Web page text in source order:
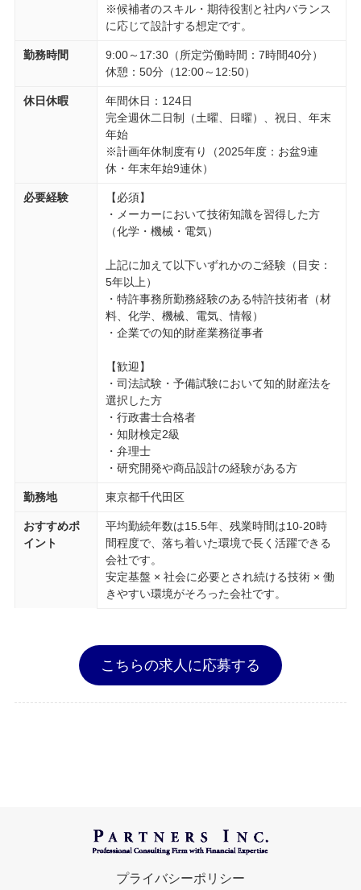
※候補者のスキル・期待役割と社内バランス
に応じて設計する想定です。
勤務時間
9:00～17:30（所定労働時間：7時間40分）
休憩：50分（12:00～12:50）
休日休暇
年間休日：124日
完全週休二日制（土曜、日曜）、祝日、年末
年始
※計画年休制度有り（2025年度：お盆9連
休・年末年始9連休）
必要経験
【必須】
・メーカーにおいて技術知識を習得した方
（化学・機械・電気）
上記に加えて以下いずれかのご経験（目安：
5年以上）
・特許事務所勤務経験のある特許技術者（材
料、化学、機械、電気、情報）
・企業での知的財産業務従事者
【歓迎】
・司法試験・予備試験において知的財産法を
選択した方
・行政書士合格者
・知財検定2級
・弁理士
・研究開発や商品設計の経験がある方
勤務地 東京都千代田区
おすすめポ
イント
平均勤続年数は15.5年、残業時間は10-20時
間程度で、落ち着いた環境で長く活躍できる
会社です。
安定基盤 × 社会に必要とされ続ける技術 × 働
きやすい環境がそろった会社です。
こちらの求人に応募する
プライバシーポリシー